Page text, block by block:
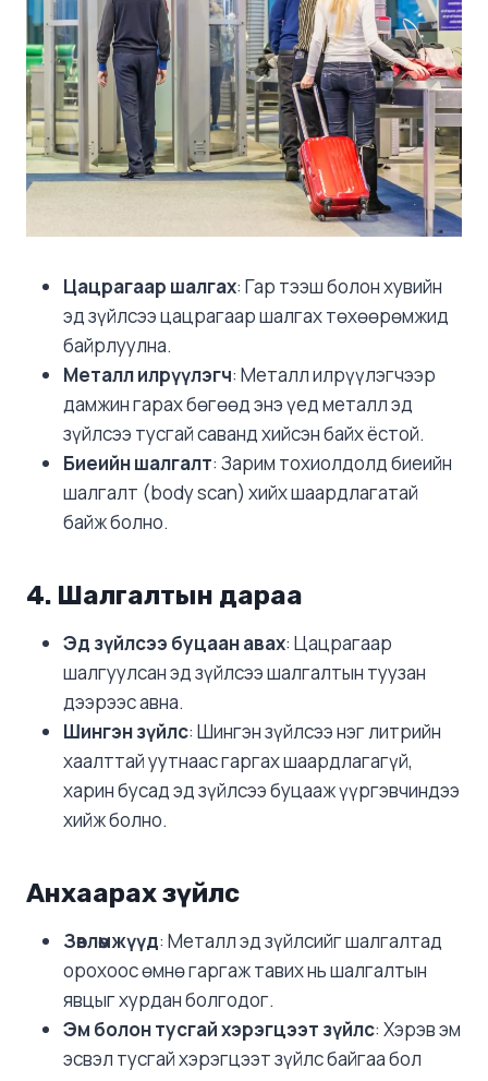
Цацрагаар шалгах: Гар тээш болон хувийн
эд зүйлсээ цацрагаар шалгах төхөөрөмжид
байрлуулна.
Металл илрүүлэгч: Металл илрүүлэгчээр
дамжин гарах бөгөөд энэ үед металл эд
зүйлсээ тусгай саванд хийсэн байх ёстой.
Биеийн шалгалт: Зарим тохиолдолд биеийн
шалгалт (body scan) хийх шаардлагатай
байж болно.
4. Шалгалтын дараа
Эд зүйлсээ буцаан авах: Цацрагаар
шалгуулсан эд зүйлсээ шалгалтын туузан
дээрээс авна.
Шингэн зүйлс: Шингэн зүйлсээ нэг литрийн
хаалттай уутнаас гаргах шаардлагагүй,
харин бусад эд зүйлсээ буцааж үүргэвчиндээ
хийж болно.
Анхаарах зүйлс
Зөвлөмжүүд: Металл эд зүйлсийг шалгалтад
орохоос өмнө гаргаж тавих нь шалгалтын
явцыг хурдан болгодог.
Эм болон тусгай хэрэгцээт зүйлс: Хэрэв эм
эсвэл тусгай хэрэгцээт зүйлс байгаа бол